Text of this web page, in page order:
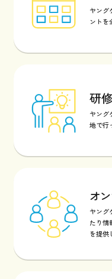
ヤング
ントを
研
ヤング
地で行
オ
ヤング
たり情
を提供